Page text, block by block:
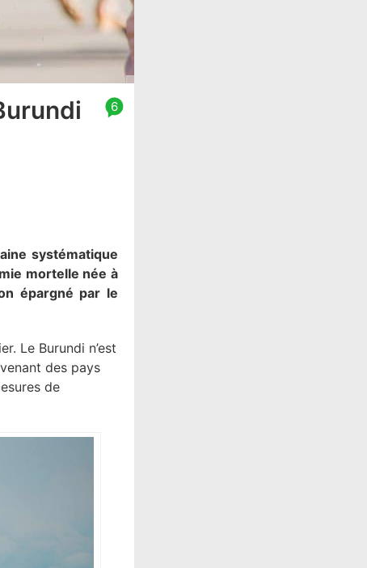
6
systématique
mortelle née à
épargné par le
Le Burundi n’est
des pays
de